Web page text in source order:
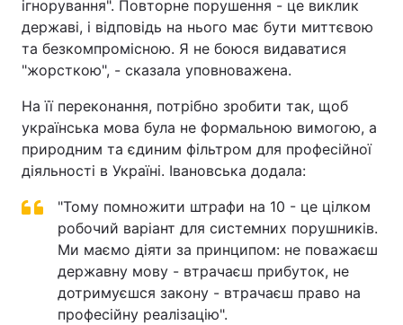
ігнорування". Повторне порушення - це виклик
державі, і відповідь на нього має бути миттєвою
та безкомпромісною. Я не боюся видаватися
"жорсткою", - сказала уповноважена.
На її переконання, потрібно зробити так, щоб
українська мова була не формальною вимогою, а
природним та єдиним фільтром для професійної
діяльності в Україні. Івановська додала:
"Тому помножити штрафи на 10 - це цілком
робочий варіант для системних порушників.
Ми маємо діяти за принципом: не поважаєш
державну мову - втрачаєш прибуток, не
дотримуєшся закону - втрачаєш право на
професійну реалізацію".